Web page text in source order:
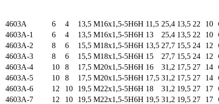
4603А 6 4 13,5 М16х1,5-5Н6Н 11,5 25,4 13,5 22 10
4603А-1
6 4 13,5 М16х1,5-5Н6Н 13 25,4 13,5 22 10
4603А-2
8 6 15,5 М18х1,5-5Н6Н 13,5 27,7 15,5 24 12
4603А-3
8 6 15,5 М18х1,5-5Н6Н 15 27,7 15,5 24 12
4603А-4
10 8 17,5 М20х1,5-5Н6Н 16 31,2 17,5 27 14
4603А-5
10 8 17,5 М20х1,5-5Н6Н 17,5 31,2 17,5 27 14
4603А-6
12 10 19,5 М22х1,5-5Н6Н 18 31,2 19,5 27 17
4603А-7
12 10 19,5 М22х1,5-5Н6Н 19,5 31,2 19,5 27 17